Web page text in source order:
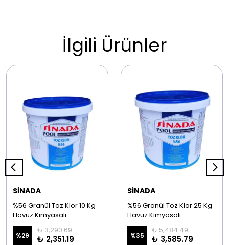
İlgili Ürünler
SİNADA
%56 Granül Toz Klor 10 Kg
Havuz Kimyasalı
%29
₺ 3,290.69
₺ 2,351.19
SİNADA
%56 Granül Toz Klor 25 Kg
Havuz Kimyasalı
%35
₺ 5,484.49
₺ 3,585.79